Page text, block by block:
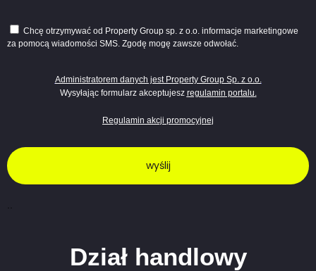
Chcę otrzymywać od Property Group sp. z o.o. informacje marketingowe
za pomocą wiadomości SMS. Zgodę mogę zawsze odwołać.
Administratorem danych jest Property Group Sp. z o.o.
Wysyłając formularz akceptujesz regulamin portalu.
Regulamin akcji promocyjnej
wyślij
Dział handlowy